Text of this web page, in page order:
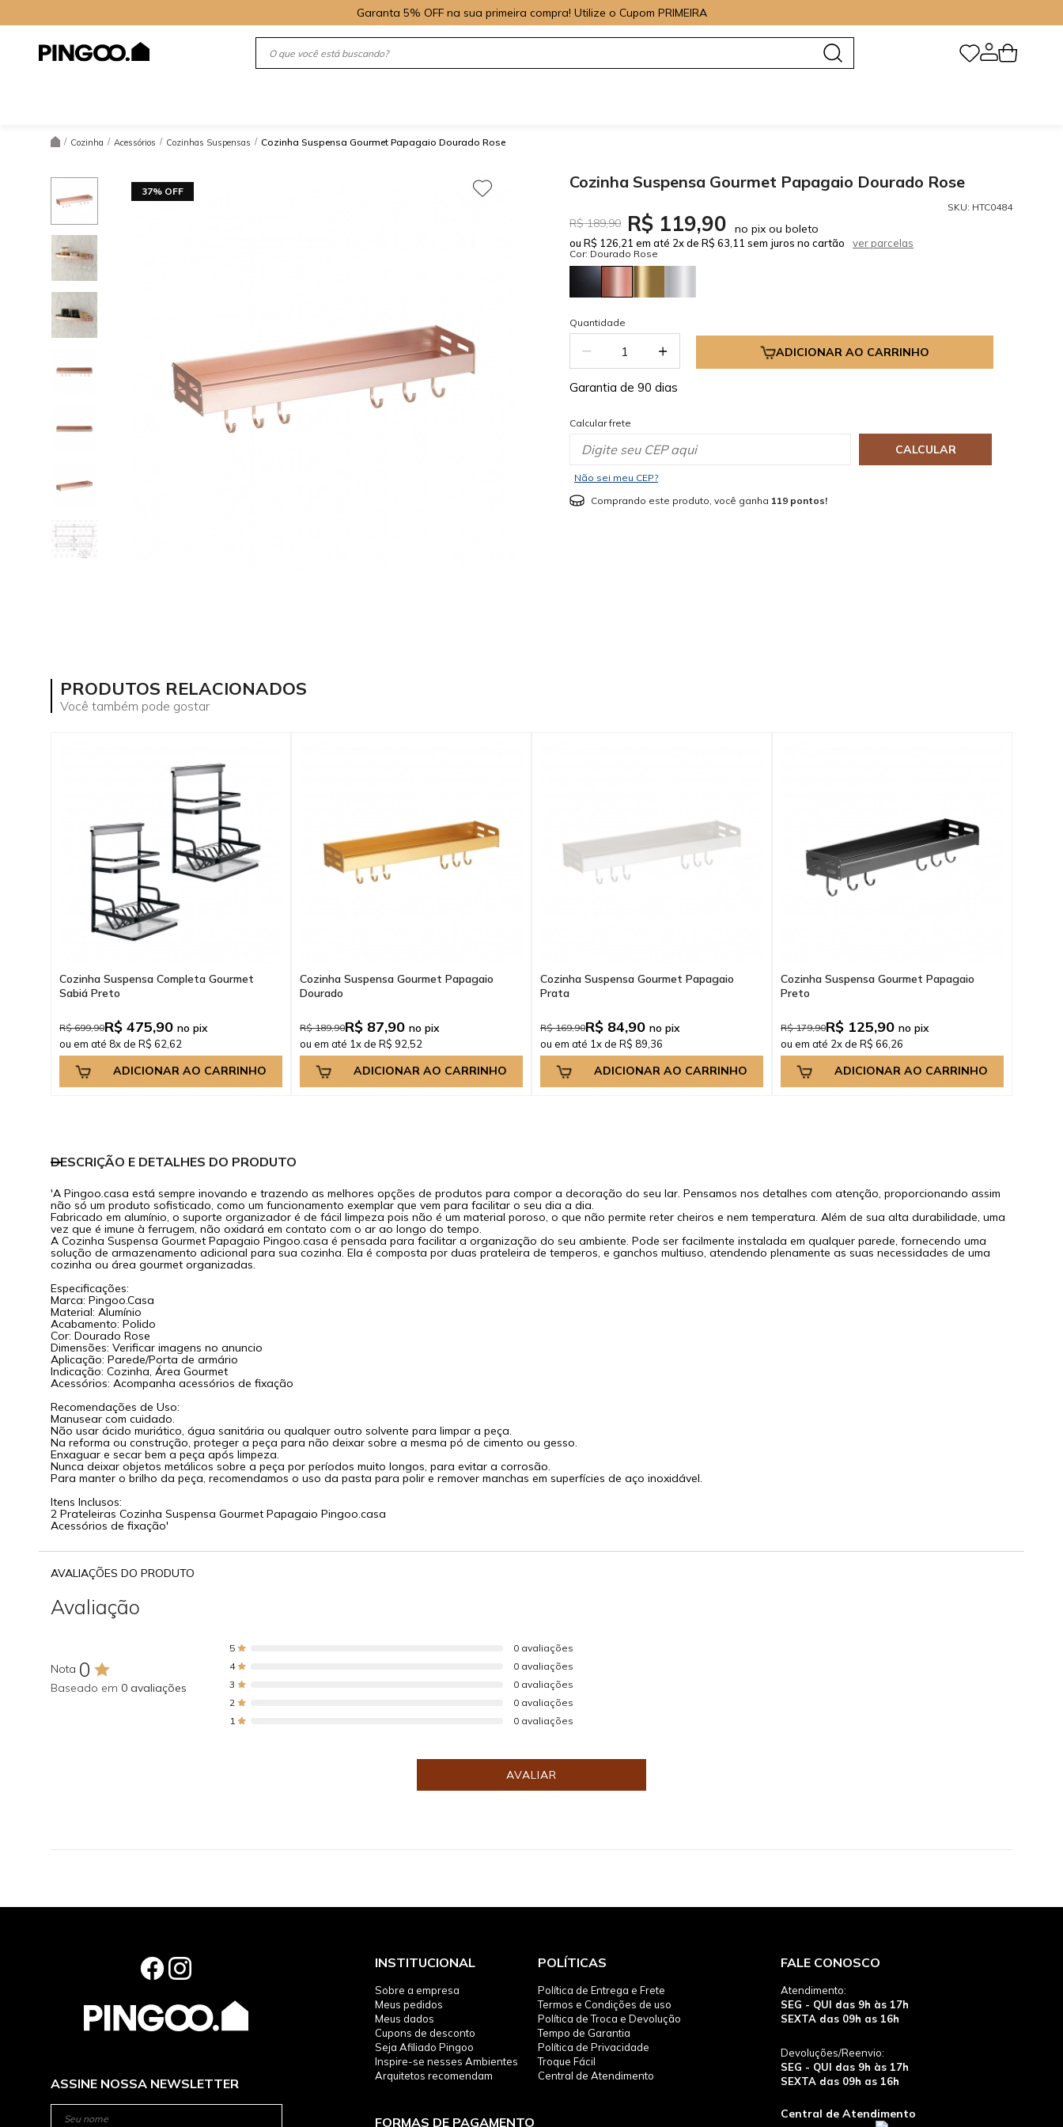
Garanta 5% OFF na sua primeira compra! Utilize o Cupom PRIMEIRA
/ Cozinha / Acessórios / Cozinhas Suspensas / Cozinha Suspensa Gourmet Papagaio Dourado Rose
37% OFF Cozinha Suspensa Gourmet Papagaio Dourado Rose
SKU: HTC0484
R$ 189,90 R$ 119,90 no pix ou boleto
ou R$ 126,21 em até 2x de R$ 63,11 sem juros no cartão ver parcelas
Cor: Dourado Rose
Quantidade
ADICIONAR AO CARRINHO
Garantia de 90 dias
Calcular frete
CALCULAR
Não sei meu CEP?
Comprando este produto, você ganha 119 pontos!
PRODUTOS RELACIONADOS
Você também pode gostar
Cozinha Suspensa Completa Gourmet
Sabiá Preto
R$ 699,90R$ 475,90no pix
ou em até 8x de R$ 62,62
ADICIONAR AO CARRINHO
Cozinha Suspensa Gourmet Papagaio
Dourado
R$ 189,90R$ 87,90no pix
ou em até 1x de R$ 92,52
ADICIONAR AO CARRINHO
Cozinha Suspensa Gourmet Papagaio
Prata
R$ 169,90R$ 84,90 no pix
ou em até 1x de R$ 89,36
ADICIONAR AO CARRINHO
Cozinha Suspensa Gourmet Papagaio
Preto
R$ 179,90R$ 125,90 no pix
ou em até 2x de R$ 66,26
ADICIONAR AO CARRINHO
DESCRIÇÃO E DETALHES DO PRODUTO
'A Pingoo.casa está sempre inovando e trazendo as melhores opções de produtos para compor a decoração do seu lar. Pensamos nos detalhes com atenção, proporcionando assim
não só um produto sofisticado, como um funcionamento exemplar que vem para facilitar o seu dia a dia.
Fabricado em alumínio, o suporte organizador é de fácil limpeza pois não é um material poroso, o que não permite reter cheiros e nem temperatura. Além de sua alta durabilidade, uma
vez que é imune à ferrugem, não oxidará em contato com o ar ao longo do tempo.
A Cozinha Suspensa Gourmet Papagaio Pingoo.casa é pensada para facilitar a organização do seu ambiente. Pode ser facilmente instalada em qualquer parede, fornecendo uma
solução de armazenamento adicional para sua cozinha. Ela é composta por duas prateleira de temperos, e ganchos multiuso, atendendo plenamente as suas necessidades de uma
cozinha ou área gourmet organizadas.
Especificações:
Marca: Pingoo.Casa
Material: Alumínio
Acabamento: Polido
Cor: Dourado Rose
Dimensões: Verificar imagens no anuncio
Aplicação: Parede/Porta de armário
Indicação: Cozinha, Área Gourmet
Acessórios: Acompanha acessórios de fixação
Recomendações de Uso:
Manusear com cuidado.
Não usar ácido muriático, água sanitária ou qualquer outro solvente para limpar a peça.
Na reforma ou construção, proteger a peça para não deixar sobre a mesma pó de cimento ou gesso.
Enxaguar e secar bem a peça após limpeza.
Nunca deixar objetos metálicos sobre a peça por períodos muito longos, para evitar a corrosão.
Para manter o brilho da peça, recomendamos o uso da pasta para polir e remover manchas em superfícies de aço inoxidável.
Itens Inclusos:
2 Prateleiras Cozinha Suspensa Gourmet Papagaio Pingoo.casa
Acessórios de fixação'
AVALIAÇÕES DO PRODUTO
Avaliação
Nota 0
Baseado em0 avaliações
5
0 avaliações
4
0 avaliações
3
0 avaliações
2
0 avaliações
1
0 avaliações
AVALIAR
ASSINE NOSSA NEWSLETTER
INSTITUCIONAL
Sobre a empresa
Meus pedidos
Meus dados
Cupons de desconto
Seja Afiliado Pingoo
Inspire-se nesses Ambientes
Arquitetos recomendam
POLÍTICAS
Política de Entrega e Frete
Termos e Condições de uso
Política de Troca e Devolução
Tempo de Garantia
Política de Privacidade
Troque Fácil
Central de Atendimento
FORMAS DE PAGAMENTO
FALE CONOSCO
Atendimento:
SEG - QUI das 9h às 17h
SEXTA das 09h as 16h
Devoluções/Reenvio:
SEG - QUI das 9h às 17h
SEXTA das 09h as 16h
Central de Atendimento